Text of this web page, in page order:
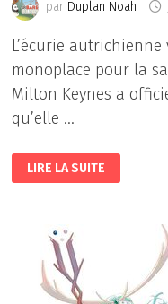
par Duplan Noah
L’écurie
monoplace pour la
Milton Keynes a
qu’elle …
NOUVELLE
F1
CHEZ
LIRE LA SUITE